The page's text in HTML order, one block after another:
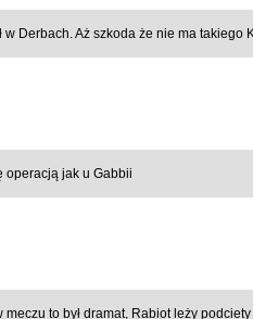
w Derbach. Aż szkoda że nie ma takiego
operacją jak u Gabbii
to był dramat, Rabiot leży